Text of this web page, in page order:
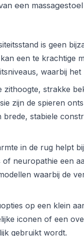
een
is geen
een te krachtige
waarbij
zithoogte, strakke
zijn de spieren
stabiele
in de rug helpt
neuropathie een
waarbij de
op een klein
iconen of een
gebruikt wordt.